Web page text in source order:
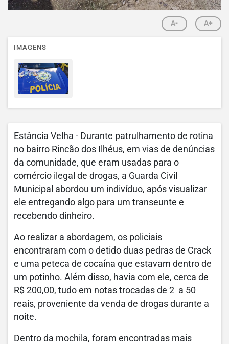
A- A+
IMAGENS
Estância Velha - Durante patrulhamento de rotina
no bairro Rincão dos Ilhéus, em vias de denúncias
da comunidade, que eram usadas para o
comércio ilegal de drogas, a Guarda Civil
Municipal abordou um indivíduo, após visualizar
ele entregando algo para um transeunte e
recebendo dinheiro.
Ao realizar a abordagem, os policiais
encontraram com o detido duas pedras de Crack
e uma peteca de cocaína que estavam dentro de
um potinho. Além disso, havia com ele, cerca de
R$ 200,00, tudo em notas trocadas de 2 a 50
reais, proveniente da venda de drogas durante a
noite.
Dentro da mochila, foram encontradas mais